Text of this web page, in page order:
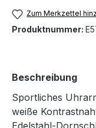
Zum Merkzettel
Produktnummer:
Beschreibung
Sportliches
weiße
Edelstahl-